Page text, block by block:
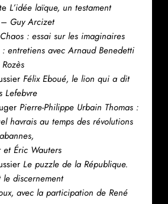
L’idée laïque, un testament
Guy Arcizet
Chaos : essai sur les imaginaires
entretiens avec Arnaud Benedetti
Félix Eboué, le lion qui a dit
Lefebvre
Pierre-Philippe Urbain Thomas :
havrais au temps des révolutions
Éric Wauters
Le puzzle de la République.
discernement
avec la participation de René